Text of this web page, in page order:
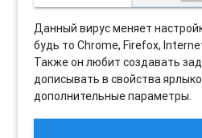
Данный вирус меняет
будь то Chrome, Firefox,
Также он любит создавать
дописывать в свойства
дополнительные параметры.